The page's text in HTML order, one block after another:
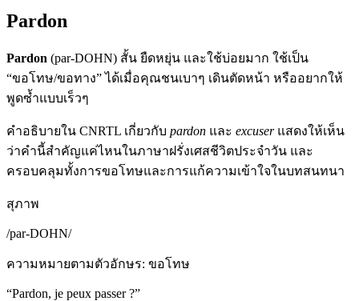
Pardon
Pardon (par-DOHN) สั้น ยืดหยุ่น และใช้บ่อยมาก ใช้เป็น
“ขอโทษ/ขอทาง” ได้เมื่อคุณชนเบาๆ เดินตัดหน้า หรืออยากให้
พูดซ้ำแบบเร็วๆ
คำอธิบายใน CNRTL เกี่ยวกับ pardon และ excuserแสดงให้เห็น
ว่าคำนี้สำคัญแค่ไหนในภาษาฝรั่งเศสชีวิตประจำวัน และ
ครอบคลุมทั้งการขอโทษและการแก้ความเข้าใจในบทสนทนา
สุภาพ
/par-DOHN/
ความหมายตามตัวอักษร: ขอโทษ
“Pardon, je peux passer ?”